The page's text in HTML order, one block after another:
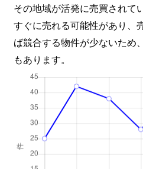
その地域が活発に売買されて
すぐに売れる可能性があり、
ば競合する物件が少ないため
もあります。